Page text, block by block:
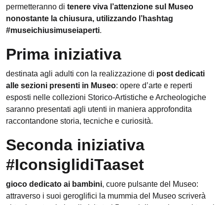
permetteranno di tenere viva l’attenzione sul Museo
nonostante la chiusura, utilizzando l’hashtag
#museichiusimuseiaperti.
Prima iniziativa
destinata agli adulti con la realizzazione di post dedicati
alle sezioni presenti in Museo: opere d’arte e reperti
esposti nelle collezioni Storico-Artistiche e Archeologiche
saranno presentati agli utenti in maniera approfondita
raccontandone storia, tecniche e curiosità.
Seconda iniziativa
#IconsiglidiTaaset
gioco dedicato ai bambini, cuore pulsante del Museo:
attraverso i suoi geroglifici la mummia del Museo scriverà